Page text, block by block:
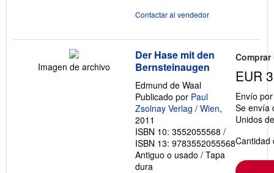
Contactar al vendedor
Imagen de archivo
Der Hase mit den
Bernsteinaugen
Edmund de Waal
Publicado por Paul
Zsolnay Verlag / Wien,
2011
ISBN 10: 3552055568 /
ISBN 13: 9783552055568
Antiguo o usado / Tapa
dura
EUR
Envío
Se envía
Unidos
Cantidad